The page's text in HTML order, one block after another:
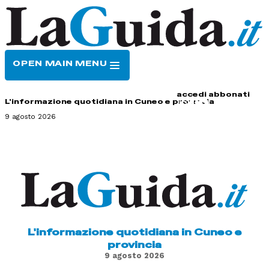
OPEN MAIN MENU
accedi abbonati
L'informazione quotidiana in Cuneo e provincia
9 agosto 2026
L'informazione quotidiana in Cuneo e
provincia
9 agosto 2026